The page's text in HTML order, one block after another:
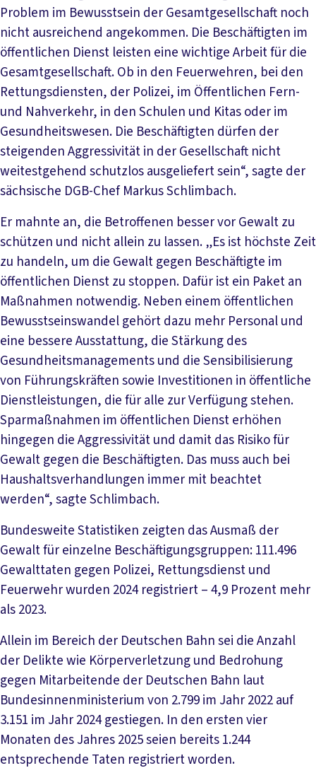
Problem im Bewusstsein der Gesamtgesellschaft noch
nicht ausreichend angekommen. Die Beschäftigten im
öffentlichen Dienst leisten eine wichtige Arbeit für die
Gesamtgesellschaft. Ob in den Feuerwehren, bei den
Rettungsdiensten, der Polizei, im Öffentlichen Fern-
und Nahverkehr, in den Schulen und Kitas oder im
Gesundheitswesen. Die Beschäftigten dürfen der
steigenden Aggressivität in der Gesellschaft nicht
weitestgehend schutzlos ausgeliefert sein“, sagte der
sächsische DGB-Chef Markus Schlimbach.
Er mahnte an, die Betroffenen besser vor Gewalt zu
schützen und nicht allein zu lassen. „Es ist höchste Zeit
zu handeln, um die Gewalt gegen Beschäftigte im
öffentlichen Dienst zu stoppen. Dafür ist ein Paket an
Maßnahmen notwendig. Neben einem öffentlichen
Bewusstseinswandel gehört dazu mehr Personal und
eine bessere Ausstattung, die Stärkung des
Gesundheitsmanagements und die Sensibilisierung
von Führungskräften sowie Investitionen in öffentliche
Dienstleistungen, die für alle zur Verfügung stehen.
Sparmaßnahmen im öffentlichen Dienst erhöhen
hingegen die Aggressivität und damit das Risiko für
Gewalt gegen die Beschäftigten. Das muss auch bei
Haushaltsverhandlungen immer mit beachtet
werden“, sagte Schlimbach.
Bundesweite Statistiken zeigten das Ausmaß der
Gewalt für einzelne Beschäftigungsgruppen: 111.496
Gewalttaten gegen Polizei, Rettungsdienst und
Feuerwehr wurden 2024 registriert – 4,9 Prozent mehr
als 2023.
Allein im Bereich der Deutschen Bahn sei die Anzahl
der Delikte wie Körperverletzung und Bedrohung
gegen Mitarbeitende der Deutschen Bahn laut
Bundesinnenministerium von 2.799 im Jahr 2022 auf
3.151 im Jahr 2024 gestiegen. In den ersten vier
Monaten des Jahres 2025 seien bereits 1.244
entsprechende Taten registriert worden.